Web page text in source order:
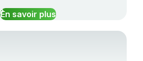
En savoir plus